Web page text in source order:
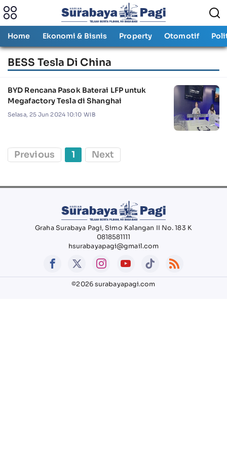
Home Ekonomi & Bisnis Property Otomotif
BESS Tesla Di China
BYD Rencana Pasok Baterai LFP untuk
Megafactory Tesla di Shanghai
Selasa, 25 Jun 2024 10:10 WIB
Previous 1 Next
Graha Surabaya Pagi, Simo Kalangan II No. 183 K
0818581111
hsurabayapagi@gmail.com
©2026 surabayapagi.com